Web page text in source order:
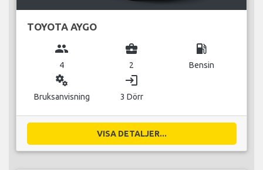
TOYOTA AYGO
group
4
business_center
2
local_gas_station
Bensin
miscellaneous_services
Bruksanvisning
login
3 Dörr
VISA DETALJER...